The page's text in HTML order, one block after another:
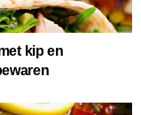
kip en